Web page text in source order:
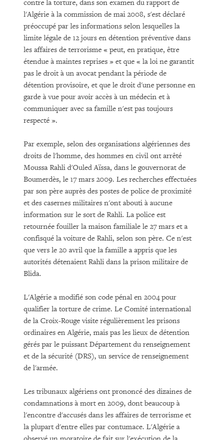
contre la torture, dans son examen du rapport de
l'Algérie à la commission de mai 2008, s'est déclaré
préoccupé par les informations selon lesquelles la
limite légale de 12 jours en détention préventive dans
les affaires de terrorisme « peut, en pratique, être
étendue à maintes reprises » et que « la loi ne garantit
pas le droit à un avocat pendant la période de
détention provisoire, et que le droit d'une personne en
garde à vue pour avoir accès à un médecin et à
communiquer avec sa famille n'est pas toujours
respecté ».
Par exemple, selon des organisations algériennes des
droits de l'homme, des hommes en civil ont arrêté
Moussa Rahli d'Ouled Aïssa, dans le gouvernorat de
Boumerdès, le 17 mars 2009. Les recherches effectuées
par son père auprès des postes de police de proximité
et des casernes militaires n'ont abouti à aucune
information sur le sort de Rahli. La police est
retournée fouiller la maison familiale le 27 mars et a
confisqué la voiture de Rahli, selon son père. Ce n'est
que vers le 20 avril que la famille a appris que les
autorités détenaient Rahli dans la prison militaire de
Blida.
L'Algérie a modifié son code pénal en 2004 pour
qualifier la torture de crime. Le Comité international
de la Croix-Rouge visite régulièrement les prisons
ordinaires en Algérie, mais pas les lieux de détention
gérés par le puissant Département du renseignement
et de la sécurité (DRS), un service de renseignement
de l'armée.
Les tribunaux algériens ont prononcé des dizaines de
condamnations à mort en 2009, dont beaucoup à
l'encontre d'accusés dans les affaires de terrorisme et
la plupart d'entre elles par contumace. L'Algérie a